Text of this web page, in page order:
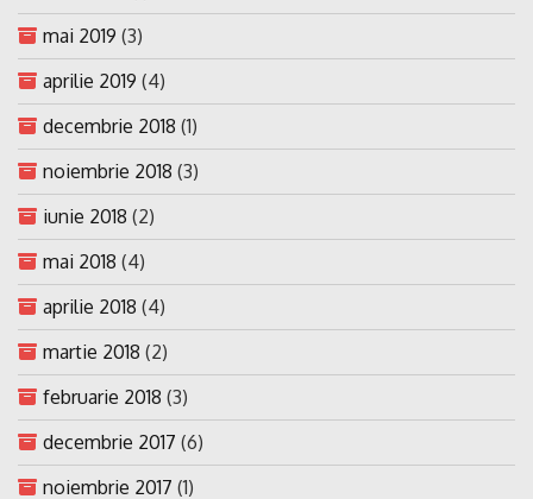
mai 2019 (3)
aprilie 2019 (4)
decembrie 2018 (1)
noiembrie 2018 (3)
iunie 2018 (2)
mai 2018 (4)
aprilie 2018 (4)
martie 2018 (2)
februarie 2018 (3)
decembrie 2017 (6)
noiembrie 2017 (1)